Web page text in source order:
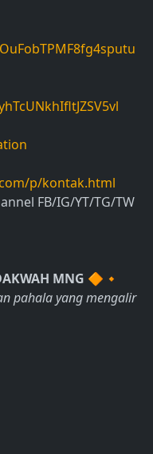
p/kontak.html
FB/IG/YT/TG/TW
MNG 🔶🔸
pahala yang mengalir